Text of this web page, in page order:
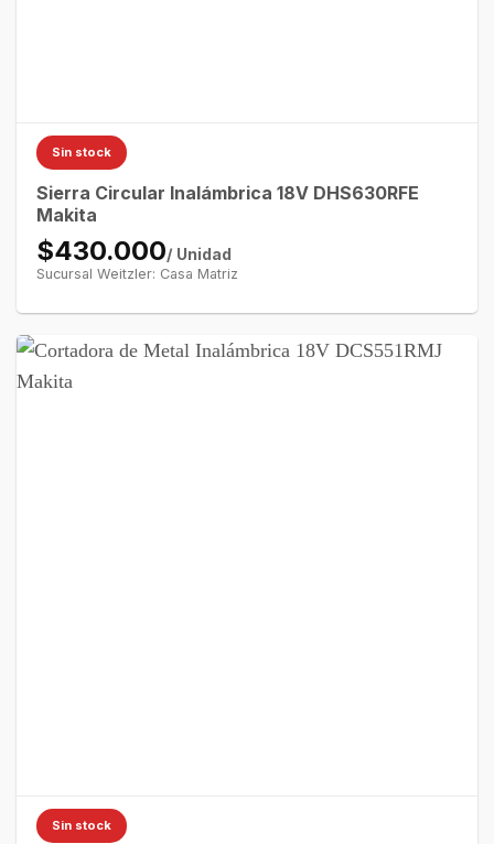
Sin stock
Sierra Circular Inalámbrica 18V DHS630RFE
Makita
$430.000/ Unidad
Sucursal Weitzler: Casa Matriz
Sin stock